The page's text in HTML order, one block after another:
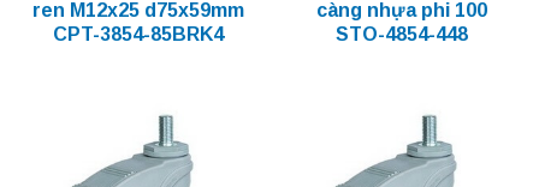
ren M12x25 d75x59mm
CPT-3854-85BRK4
càng nhựa phi 100
STO-4854-448